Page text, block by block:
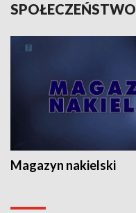
SPOŁECZEŃSTWO
Magazyn nakielski